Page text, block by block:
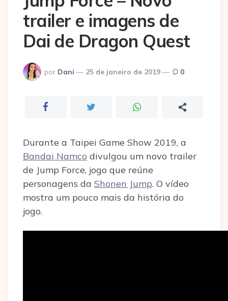
trailer e imagens de
Dai de Dragon Quest
Postado
por
por Dani 25 de janeiro de 2019 0
Durante a Taipei Game Show 2019, a
Bandai Namco divulgou um novo trailer
de Jump Force, jogo que reúne
personagens da Shonen Jump. O vídeo
mostra um pouco mais da história do
jogo.